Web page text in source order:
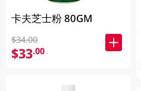
卡夫芝士粉 80GM
$34.00
$33.00